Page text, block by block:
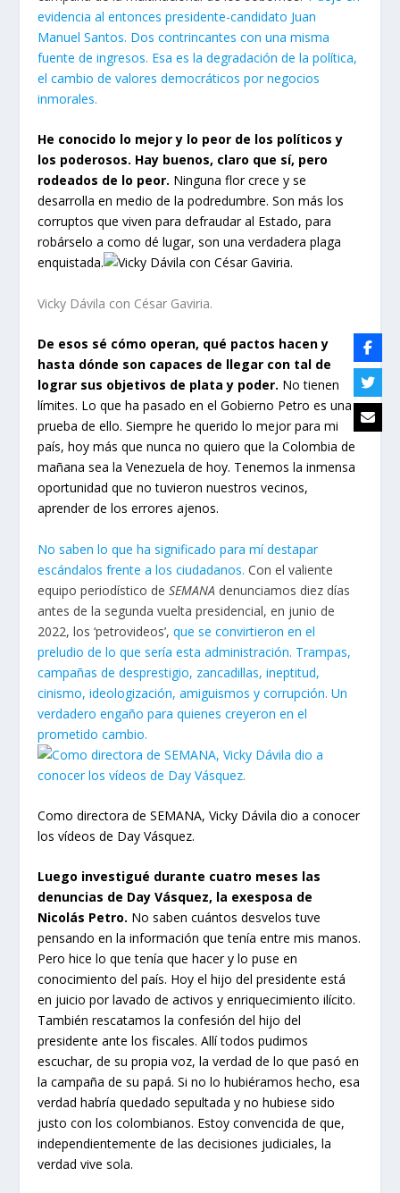
evidencia al entonces presidente-candidato Juan
Manuel Santos. Dos contrincantes con una misma
fuente de ingresos. Esa es la degradación de la política,
el cambio de valores democráticos por negocios
inmorales.
He conocido lo mejor y lo peor de los políticos y
los poderosos. Hay buenos, claro que sí, pero
rodeados de lo peor. Ninguna flor crece y se
desarrolla en medio de la podredumbre. Son más los
corruptos que viven para defraudar al Estado, para
robárselo a como dé lugar, son una verdadera plaga
enquistada.
Vicky Dávila con César Gaviria.
De esos sé cómo operan, qué pactos hacen y
hasta dónde son capaces de llegar con tal de
lograr sus objetivos de plata y poder. No tienen
límites. Lo que ha pasado en el Gobierno Petro es una
prueba de ello. Siempre he querido lo mejor para mi
país, hoy más que nunca no quiero que la Colombia de
mañana sea la Venezuela de hoy. Tenemos la inmensa
oportunidad que no tuvieron nuestros vecinos,
aprender de los errores ajenos.
No saben lo que ha significado para mí destapar
escándalos frente a los ciudadanos.Con el valiente
equipo periodístico deSEMANA denunciamos diez días
antes de la segunda vuelta presidencial, en junio de
2022, los ‘petrovideos’, que se convirtieron en el
preludio de lo que sería esta administración. Trampas,
campañas de desprestigio, zancadillas, ineptitud,
cinismo, ideologización, amiguismos y corrupción. Un
verdadero engaño para quienes creyeron en el
prometido cambio.
Como directora de SEMANA, Vicky Dávila dio a conocer
los vídeos de Day Vásquez.
Luego investigué durante cuatro meses las
denuncias de Day Vásquez, la exesposa de
Nicolás Petro. No saben cuántos desvelos tuve
pensando en la información que tenía entre mis manos.
Pero hice lo que tenía que hacer y lo puse en
conocimiento del país. Hoy el hijo del presidente está
en juicio por lavado de activos y enriquecimiento ilícito.
También rescatamos la confesión del hijo del
presidente ante los fiscales. Allí todos pudimos
escuchar, de su propia voz, la verdad de lo que pasó en
la campaña de su papá. Si no lo hubiéramos hecho, esa
verdad habría quedado sepultada y no hubiese sido
justo con los colombianos. Estoy convencida de que,
independientemente de las decisiones judiciales, la
verdad vive sola.